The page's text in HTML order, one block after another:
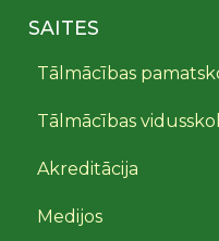
SAITES
Tālmācības
Tālmācības
Akreditācija
Medijos